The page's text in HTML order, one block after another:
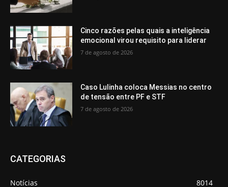
Cinco razões pelas quais a inteligência
emocional virou requisito para liderar
7 de agosto de 2026
Caso Lulinha coloca Messias no centro
de tensão entre PF e STF
7 de agosto de 2026
CATEGORIAS
Notícias
8014